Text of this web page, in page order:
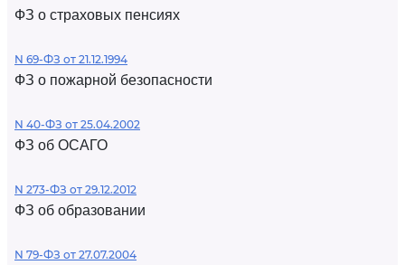
ФЗ о страховых пенсиях
N 69-ФЗ от 21.12.1994
ФЗ о пожарной безопасности
N 40-ФЗ от 25.04.2002
ФЗ об ОСАГО
N 273-ФЗ от 29.12.2012
ФЗ об образовании
N 79-ФЗ от 27.07.2004